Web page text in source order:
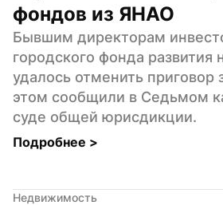
фондов из ЯНАО
Бывшим директорам
городского фонда развития
удалось отменить приговор
этом сообщили в Седьмом
суде общей юрисдикции.
Подробнее >
Недвижимость